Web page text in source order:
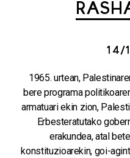
14/
1965. urtean,
bere programa
armatuari ekin zion,
Erbesteratutako
erakundea, atal
konstituzioarekin, goi-